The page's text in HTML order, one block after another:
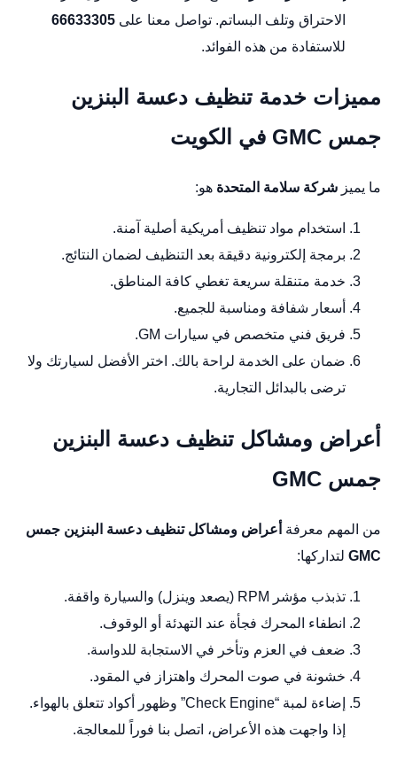
الاحتراق وتلف البساتم. تواصل معنا على 66633305
للاستفادة من هذه الفوائد.
مميزات خدمة تنظيف دعسة البنزين
جمس GMC في الكويت
ما يميز شركة سلامة المتحدة هو:
استخدام مواد تنظيف أمريكية أصلية آمنة.
برمجة إلكترونية دقيقة بعد التنظيف لضمان النتائج.
خدمة متنقلة سريعة تغطي كافة المناطق.
أسعار شفافة ومناسبة للجميع.
فريق فني متخصص في سيارات GM.
ضمان على الخدمة لراحة بالك. اختر الأفضل لسيارتك ولا
ترضى بالبدائل التجارية.
أعراض ومشاكل تنظيف دعسة البنزين
جمس GMC
من المهم معرفة أعراض ومشاكل تنظيف دعسة البنزين جمس
GMCلتداركها:
تذبذب مؤشر RPM (يصعد وينزل) والسيارة واقفة.
انطفاء المحرك فجأة عند التهدئة أو الوقوف.
ضعف في العزم وتأخر في الاستجابة للدواسة.
خشونة في صوت المحرك واهتزاز في المقود.
إضاءة لمبة “Check Engine” وظهور أكواد تتعلق بالهواء.
إذا واجهت هذه الأعراض، اتصل بنا فوراً للمعالجة.